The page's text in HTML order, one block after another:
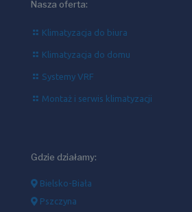
Nasza oferta:
Klimatyzacja do biura
Klimatyzacja do domu
Systemy VRF
Montaż i serwis klimatyzacji
Gdzie działamy:
Bielsko-Biała
Pszczyna